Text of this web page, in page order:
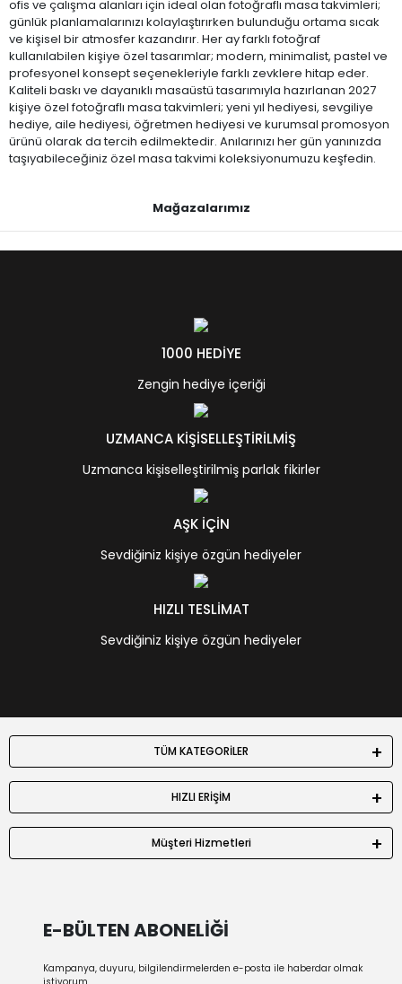
ofis ve çalışma alanları için ideal olan fotoğraflı masa takvimleri;
günlük planlamalarınızı kolaylaştırırken bulunduğu ortama sıcak
ve kişisel bir atmosfer kazandırır. Her ay farklı fotoğraf
kullanılabilen kişiye özel tasarımlar; modern, minimalist, pastel ve
profesyonel konsept seçenekleriyle farklı zevklere hitap eder.
Kaliteli baskı ve dayanıklı masaüstü tasarımıyla hazırlanan 2027
kişiye özel fotoğraflı masa takvimleri; yeni yıl hediyesi, sevgiliye
hediye, aile hediyesi, öğretmen hediyesi ve kurumsal promosyon
ürünü olarak da tercih edilmektedir. Anılarınızı her gün yanınızda
taşıyabileceğiniz özel masa takvimi koleksiyonumuzu keşfedin.
Mağazalarımız
1000 HEDİYE
Zengin hediye içeriği
UZMANCA KİŞİSELLEŞTİRİLMİŞ
Uzmanca kişiselleştirilmiş parlak fikirler
AŞK İÇİN
Sevdiğiniz kişiye özgün hediyeler
HIZLI TESLİMAT
Sevdiğiniz kişiye özgün hediyeler
TÜM KATEGORİLER
HIZLI ERİŞİM
Müşteri Hizmetleri
E-BÜLTEN ABONELİĞİ
Kampanya, duyuru, bilgilendirmelerden e-posta ile haberdar olmak